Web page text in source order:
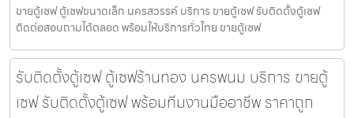
ขายตู้เซฟ ตู้เซฟขนาดเล็ก นครสวรรค์ บริการ ขายตู้เซฟ รับติดตั้งตู้เซฟ
ติดต่อสอบถามได้ตลอด พร้อมให้บริการทั่วไทย ขายตู้เซฟ
รับติดตั้งตู้เซฟ ตู้เซฟร้านทอง นครพนม บริการ ขายตู้
เซฟ รับติดตั้งตู้เซฟ พร้อมทีมงานมืออาชีพ ราคาถูก